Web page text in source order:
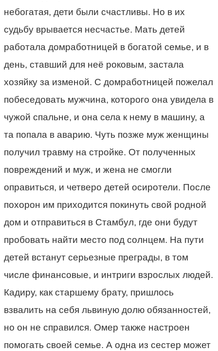
небогатая, дети были счастливы. Но в их
судьбу врывается несчастье. Мать детей
работала домработницей в богатой семье, и в
день, ставший для неё роковым, застала
хозяйку за изменой. С домработницей пожелал
побеседовать мужчина, которого она увидела в
чужой спальне, и она села к нему в машину, а
та попала в аварию. Чуть позже муж женщины
получил травму на стройке. От полученных
повреждений и муж, и жена не смогли
оправиться, и четверо детей осиротели. После
похорон им приходится покинуть свой родной
дом и отправиться в Стамбул, где они будут
пробовать найти место под солнцем. На пути
детей встанут серьезные преграды, в том
числе финансовые, и интриги взрослых людей.
Кадиру, как старшему брату, пришлось
взвалить на себя львиную долю обязанностей,
но он не справился. Омер также настроен
помогать своей семье. А одна из сестер может